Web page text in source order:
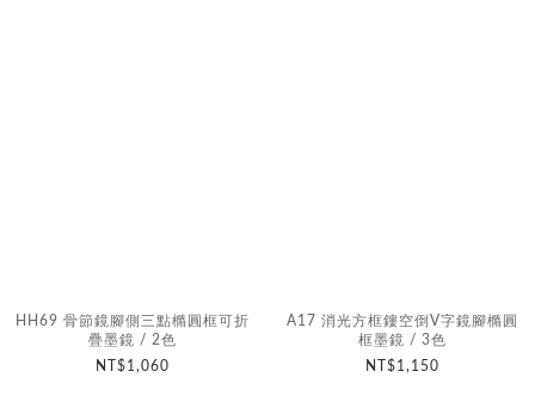
HH69 骨節鏡腳側三點橢圓框可折
疊墨鏡 / 2色
NT$1,060
A17 消光方框鏤空倒V字鏡腳橢圓
框墨鏡 / 3色
NT$1,150